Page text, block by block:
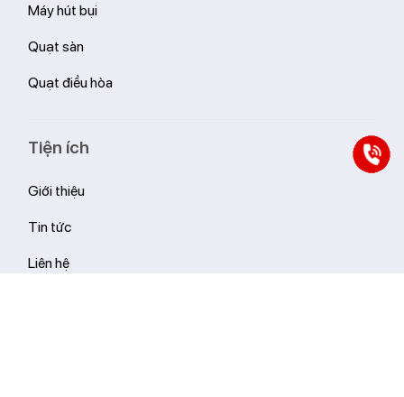
Máy hút bụi
Quạt sàn
Quạt điều hòa
Tiện ích
Giới thiệu
Tin tức
Liên hệ